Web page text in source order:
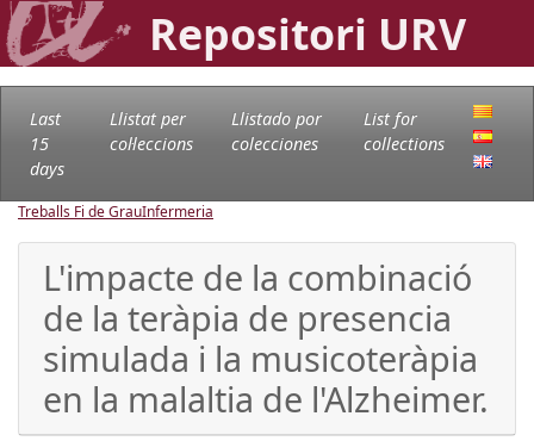
Repositori URV
Last
15
days
Llistat per
col·leccions
Llistado por
colecciones
List for
collections
Treballs Fi de GrauInfermeria
L'impacte de la combinació
de la teràpia de presencia
simulada i la musicoteràpia
en la malaltia de l'Alzheimer.